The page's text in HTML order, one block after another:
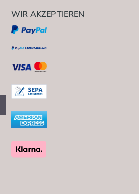
WIR AKZEPTIEREN